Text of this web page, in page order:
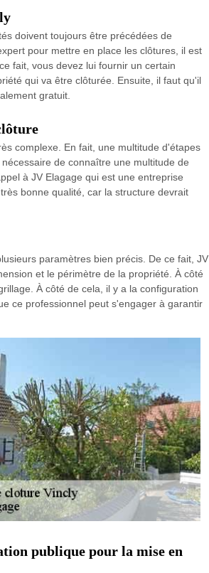
doivent toujours être précédées de
pour mettre en place les clôtures, il est
fait, vous devez lui fournir un certain
qui va être clôturée. Ensuite, il faut qu'il
gratuit.
complexe. En fait, une multitude d'étapes
de connaître une multitude de
à JV Elagage qui est une entreprise
bonne qualité, car la structure devrait
paramètres bien précis. De ce fait, JV
et le périmètre de la propriété. À côté
À côté de cela, il y a la configuration
ce professionnel peut s'engager à garantir
publique pour la mise en